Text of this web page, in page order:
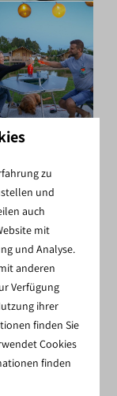
Holterberg
ist Teil eines
zu
und
auch
mit
und Analyse.
anderen
Verfügung
ihrer
finden Sie
Cookies
finden